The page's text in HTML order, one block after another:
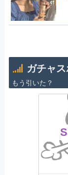
ガチャス
もう引いた？